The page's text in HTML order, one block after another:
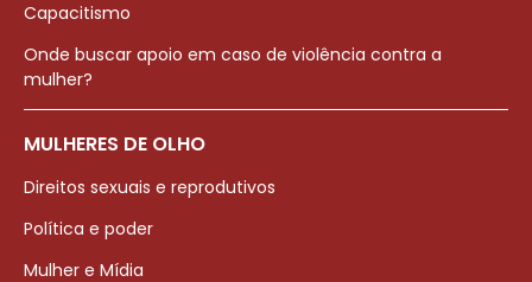
Capacitismo
Onde buscar apoio em caso de violência contra a
mulher?
MULHERES DE OLHO
Direitos sexuais e reprodutivos
Política e poder
Mulher e Mídia